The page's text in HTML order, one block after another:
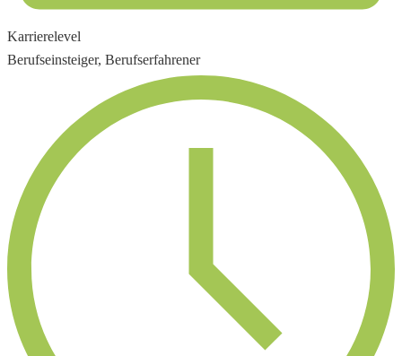
Karrierelevel
Berufseinsteiger, Berufserfahrener